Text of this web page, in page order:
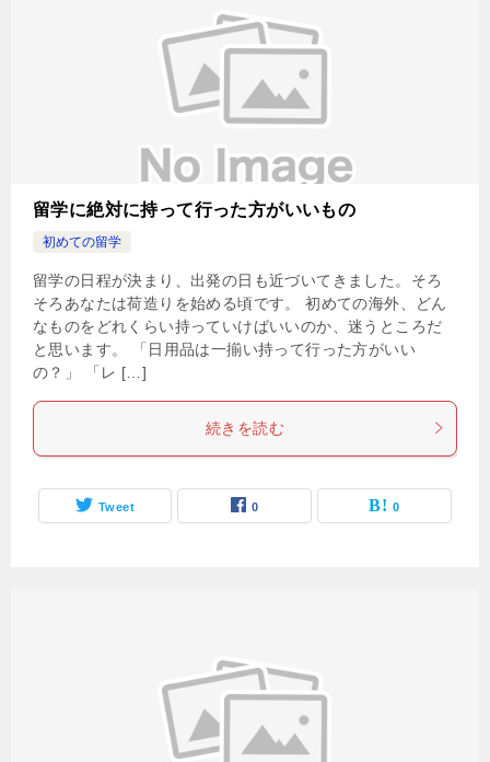
留学に絶対に持って行った方がいいもの
初めての留学
留学の日程が決まり、出発の日も近づいてきました。そろ
そろあなたは荷造りを始める頃です。 初めての海外、どん
なものをどれくらい持っていけばいいのか、迷うところだ
と思います。 「日用品は一揃い持って行った方がいい
の？」 「レ […]
続きを読む
Tweet 0 0